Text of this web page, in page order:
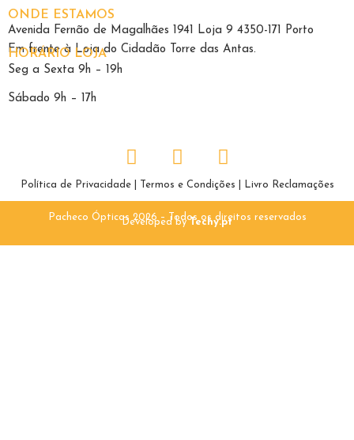
ONDE ESTAMOS
Avenida Fernão de Magalhães 1941 Loja 9 4350-171 Porto
Em frente à Loja do Cidadão Torre das Antas.
HORÁRIO LOJA
Seg a Sexta 9h – 19h
Sábado 9h – 17h
Política de Privacidade Termos e Condições Livro Reclamações
Pacheco Ópticas 2026 – Todos os direitos reservados
Developed byTechy.pt